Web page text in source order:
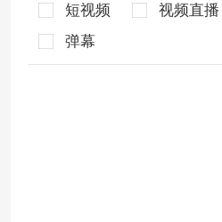
短视频 视频直播
弹幕